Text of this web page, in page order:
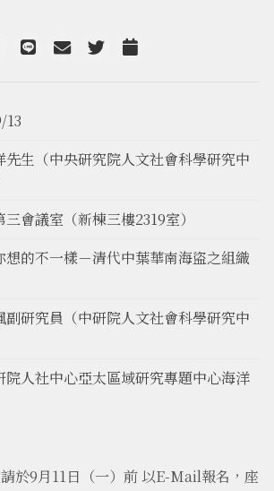
TwitterAdd to Calendar
13
先生（中央研究院人文社會科學研究中
三會議室（新棟三樓2319室）
想的不一樣－清代中葉華南海盜之組織
副研究員（中研院人文社會科學研究中
院人社中心亞太區域研究專題中心海洋
於9月11日（一）前 以E-Mail報名，座